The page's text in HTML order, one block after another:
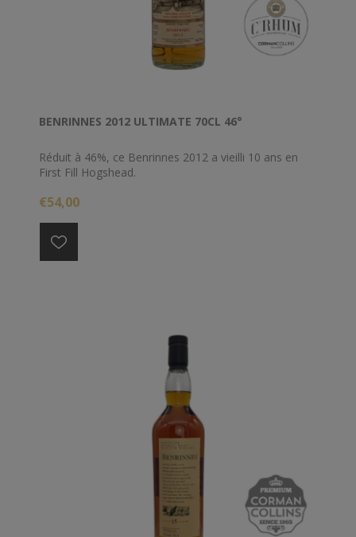
BENRINNES 2012 ULTIMATE 70CL 46°
Réduit à 46%, ce Benrinnes 2012 a vieilli 10 ans en
First Fill Hogshead.
€54,00